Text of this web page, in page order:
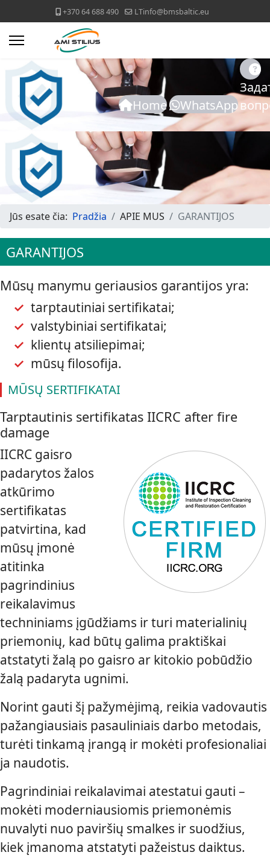
+370 64 688 490 LTinfo@bmsbaltic.eu
Home WhatsApp
Jūs esate čia: Pradžia APIE MUS GARANTIJOS
GARANTIJOS
Mūsų manymu geriausios garantijos yra:
tarptautiniai sertifikatai;
valstybiniai sertifikatai;
klientų atsiliepimai;
mūsų filosofija.
MŪSŲ SERTIFIKATAI
Tarptautinis sertifikatas IICRC after fire
damage
IICRC gaisro
padarytos žalos
atkūrimo
sertifikatas
patvirtina, kad
mūsų įmonė
atitinka
pagrindinius
reikalavimus
techniniams įgūdžiams ir turi materialinių
priemonių, kad būtų galima praktiškai
atstatyti žalą po gaisro ar kitokio pobūdžio
žalą padaryta ugnimi.
Norint gauti šį pažymėjimą, reikia vadovautis
pažangiausiais pasauliniais darbo metodais,
turėti tinkamą įrangą ir mokėti profesionaliai
ja naudotis.
Pagrindiniai reikalavimai atestatui gauti –
mokėti moderniausiomis priemonėmis
nuvalyti nuo paviršių smalkes ir suodžius,
kiek įmanoma atstatyti pažeistus daiktus.